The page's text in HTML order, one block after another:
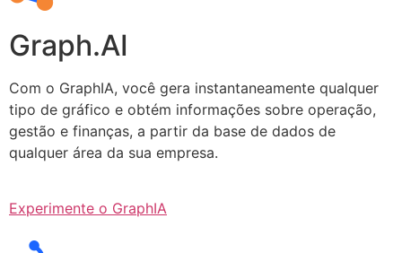
Graph.AI
Com o GraphIA, você gera instantaneamente qualquer
tipo de gráfico e obtém informações sobre operação,
gestão e finanças, a partir da base de dados de
qualquer área da sua empresa.
Experimente o GraphIA